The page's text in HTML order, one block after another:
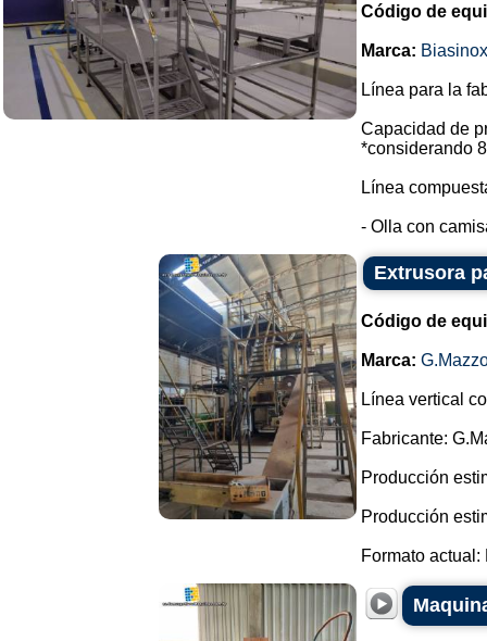
Código de
Marca: Biasinox
Línea para la
Capacidad de
*considerando
Línea
- Olla con
Extrusora
Código de
Marca:
Línea vertical
Fabricante:
Producción
Producción
Formato actual: